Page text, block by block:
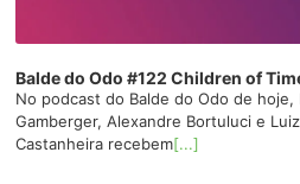
Balde do Odo #122 Children of
No podcast do Balde do Odo de hoje,
Gamberger, Alexandre Bortuluci e
Castanheira recebem[...]